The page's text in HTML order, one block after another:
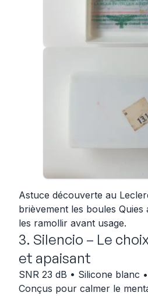
Astuce découverte au
brièvement les boules
les ramollir avant usage.
3. Silencio – Le
et apaisant
SNR 23 dB • Silicone blanc
Conçus pour calmer le